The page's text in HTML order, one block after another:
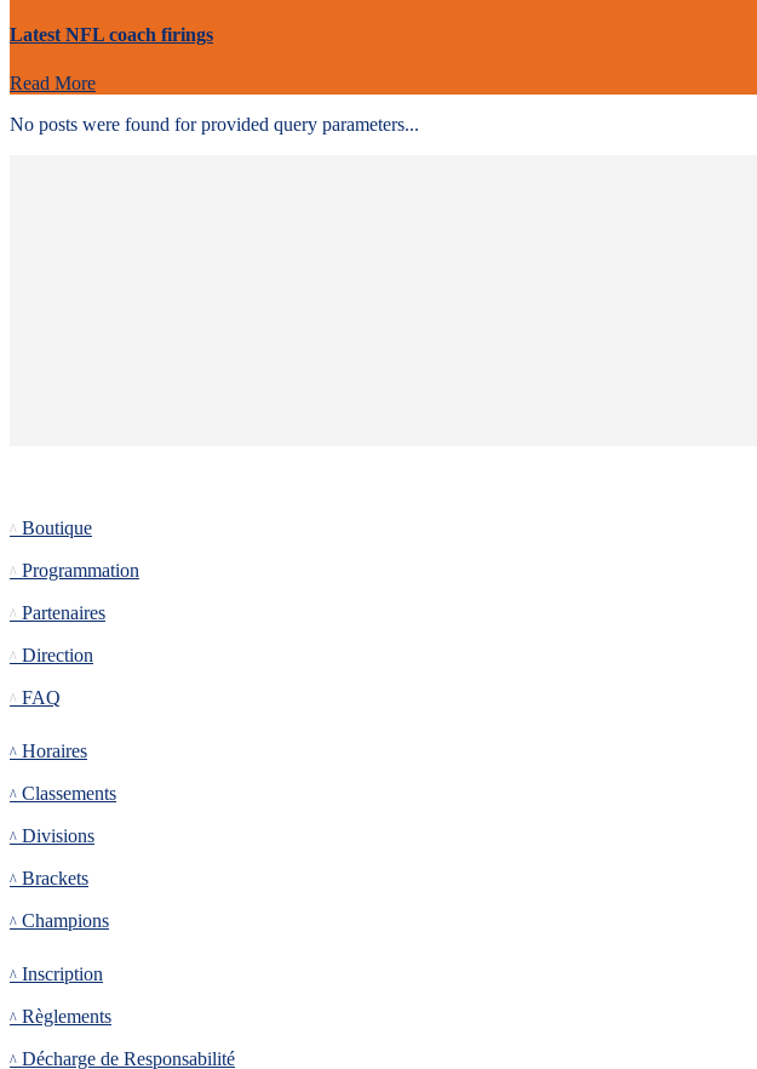
Latest NFL coach firings
Read More
No posts were found for provided query parameters...
Boutique
Programmation
Partenaires
Direction
FAQ
Horaires
Classements
Divisions
Brackets
Champions
Inscription
Règlements
Décharge de Responsabilité